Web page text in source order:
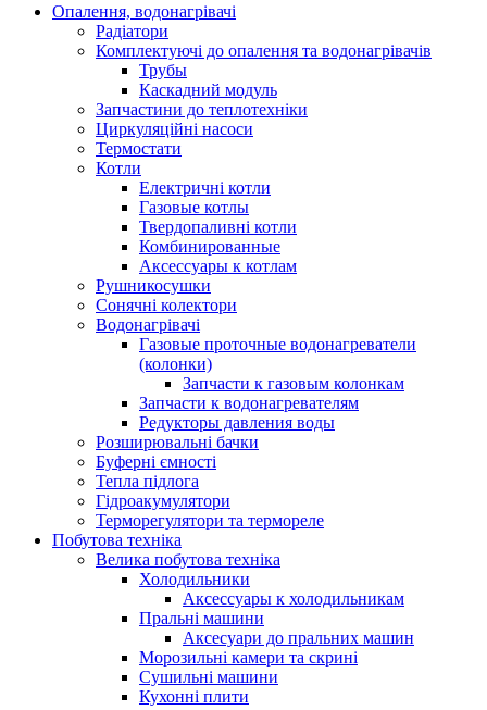
Опалення, водонагрівачі
Радіатори
Комплектуючі до опалення та водонагрівачів
Трубы
Каскадний модуль
Запчастини до теплотехніки
Циркуляційні насоси
Термостати
Котли
Електричні котли
Газовые котлы
Твердопаливні котли
Комбинированные
Аксессуары к котлам
Рушникосушки
Сонячні колектори
Водонагрівачі
Газовые проточные водонагреватели
(колонки)
Запчасти к газовым колонкам
Запчасти к водонагревателям
Редукторы давления воды
Розширювальні бачки
Буферні ємності
Тепла підлога
Гідроакумулятори
Терморегулятори та термореле
Побутова техніка
Велика побутова техніка
Холодильники
Аксессуары к холодильникам
Пральні машини
Аксесуари до пральних машин
Морозильні камери та скрині
Сушильні машини
Кухонні плити